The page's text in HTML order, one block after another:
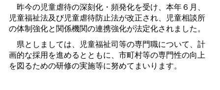
昨今の児童虐待の深刻化・頻発化を受け、本年６月、
児童福祉法及び児童虐待防止法が改正され、児童相談所
の体制強化と関係機関の連携強化が法定化されました。
県としましては、児童福祉司等の専門職について、計
画的な採用を進めるとともに、市町村等の専門性の向上
を図るための研修の実施等に努めてまいります。